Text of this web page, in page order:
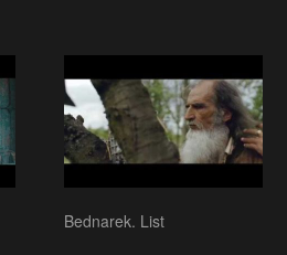
Bednarek. List